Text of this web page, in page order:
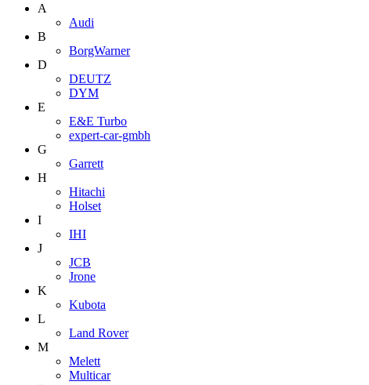
A
Audi
B
BorgWarner
D
DEUTZ
DYM
E
E&E Turbo
expert-car-gmbh
G
Garrett
H
Hitachi
Holset
I
IHI
J
JCB
Jrone
K
Kubota
L
Land Rover
M
Melett
Multicar